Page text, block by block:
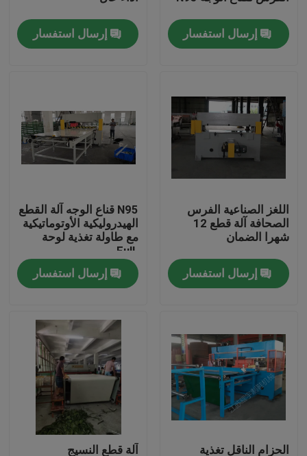
منتجات
معلومات عنا
مراقبة الجودة
اتصل بنا
آلة قطع يموت الهيدروليكية
الهيدروليكية الصحافة يموت آلة قطع
الهيدروليكية سوينغ الذراع آلة القطع
إرسال استفسار إرسال استفسار
اللغز الصناعية الفرس
الصحافة آلة قطع 12
شهرا الضمان
إرسال استفسار
N95 قناع الوجه آلة القطع
الهيدروليكية الأوتوماتيكية
مع طاولة تغذية لوحة
FulL
إرسال استفسار
الحزام الناقل تغذية آلة قطع النسيج